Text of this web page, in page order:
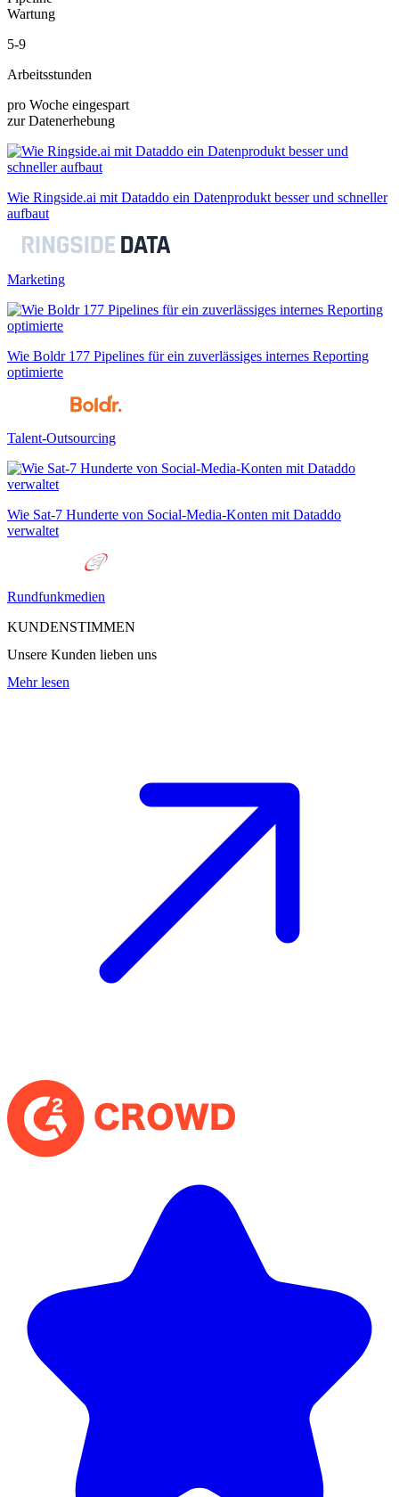
Wartung
5-9
Arbeitsstunden
pro Woche eingespart
zur Datenerhebung
Wie Ringside.ai mit Dataddo ein Datenprodukt besser und schneller
aufbaut
Marketing
Wie Boldr 177 Pipelines für ein zuverlässiges internes Reporting
optimierte
Talent-Outsourcing
Wie Sat-7 Hunderte von Social-Media-Konten mit Dataddo
verwaltet
Rundfunkmedien
KUNDENSTIMMEN
Unsere Kunden lieben uns
Mehr lesen